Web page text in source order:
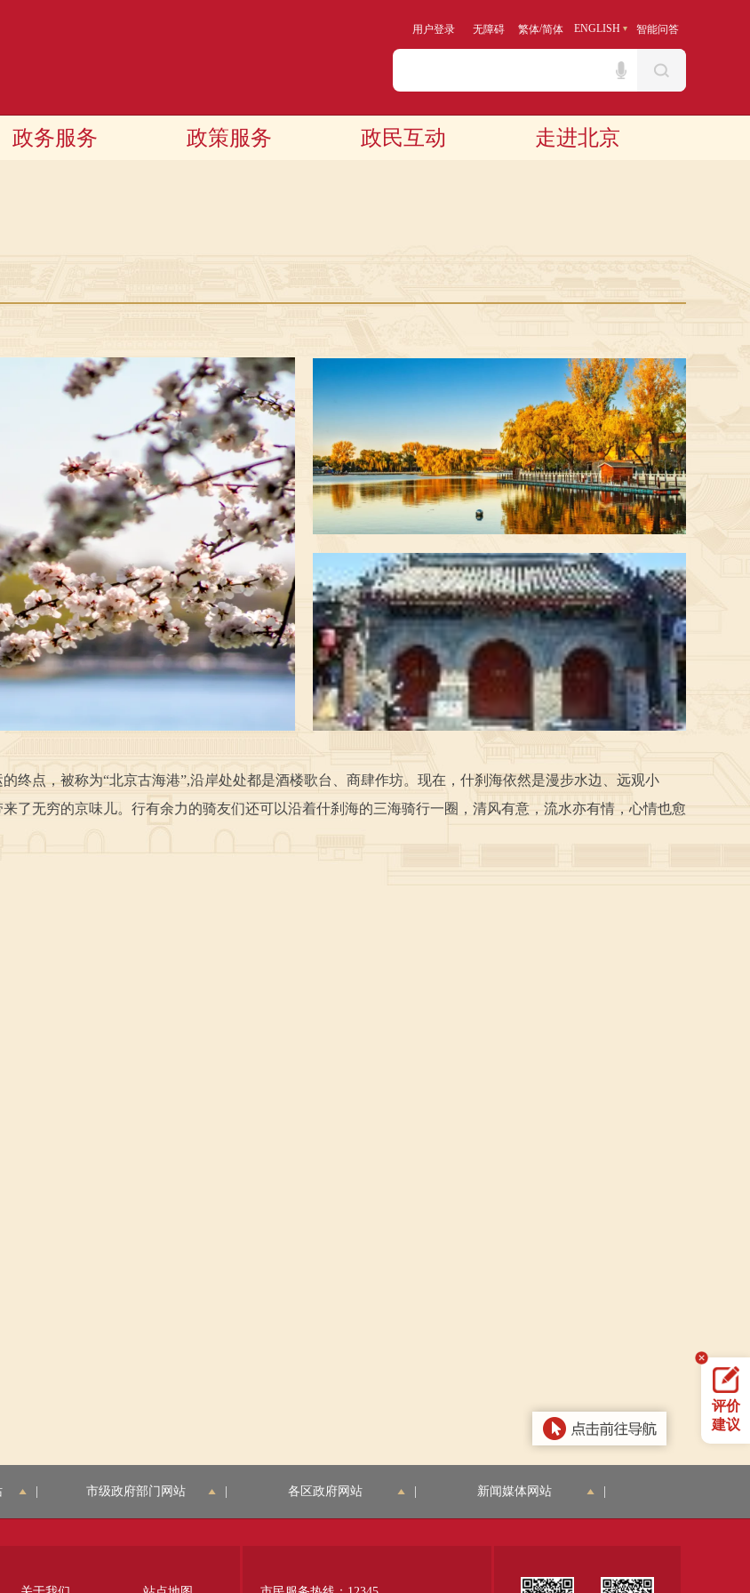
用户登录 无障碍 繁体/简体 ENGLISH 智能问答
政务服务 政策服务 政民互动 走进北京
终点，被称为“北京古海港”,沿岸处处都是酒楼歌台、商肆作坊。现在，什刹海依然是漫步水边、远观小
了无穷的京味儿。行有余力的骑友们还可以沿着什刹海的三海骑行一圈，清风有意，流水亦有情，心情也愈
评价
建议
市级政府部门网站 各区政府网站 新闻媒体网站